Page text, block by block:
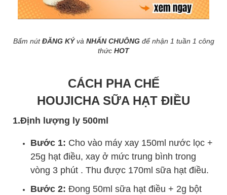
Bấm nútĐĂNG KÝvà NHẤN CHUÔNG để nhận 1 tuần 1 công
thức HOT
CÁCH PHA CHẾ
HOUJICHA SỮA HẠT ĐIỀU
1.Định lượng ly 500ml
Bước 1: Cho vào máy xay 150ml nước lọc +
25g hạt điều, xay ở mức trung bình trong
vòng 3 phút . Thu được 170ml sữa hạt điều.
Bước 2: Đong 50ml sữa hạt điều + 2g bột